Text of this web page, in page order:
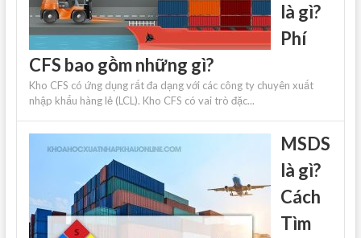
là gì?
Phí
CFS bao gồm những gì?
Kho CFS có ứng dụng rất đa dạng với các công ty chuyên xuất
nhập khẩu hàng lẻ (LCL). Kho CFS có vai trò đặc...
MSDS
là gì?
Cách
Tìm